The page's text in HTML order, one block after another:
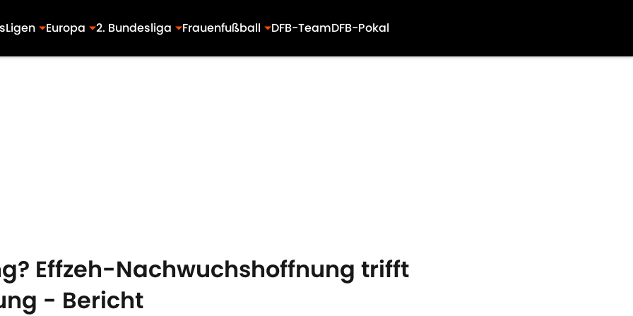
Ligen Europa 2. Bundesliga Frauenfußball DFB-TeamDFB-Pokal
Effzeh-Nachwuchshoffnung trifft
- Bericht